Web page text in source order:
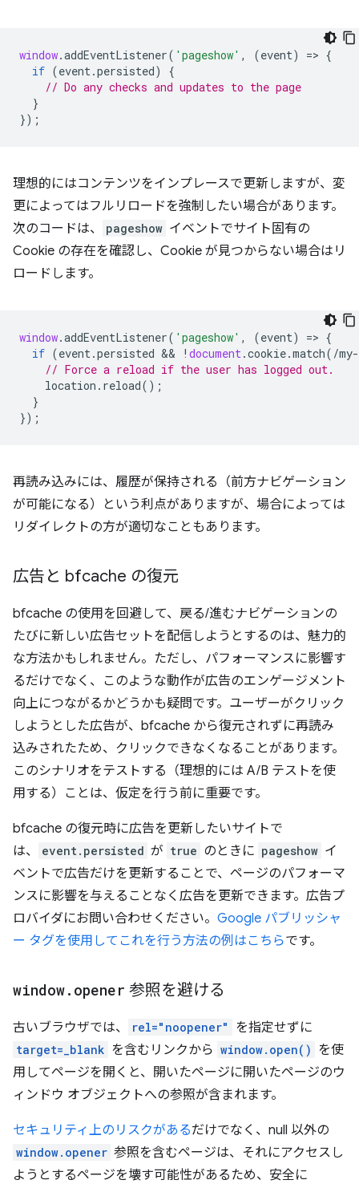
window.addEventListener( 'pageshow' , (event) => {
if (event.persisted)
{
// Do any checks and updates to the page
}
});
理想的にはコンテンツをインプレースで更新しますが、変
更によってはフルリロードを強制したい場合があります。
次のコードは、
pageshow イベントでサイト固有の
Cookie の存在を確認し、Cookie が見つからない場合はリ
ロードします。
window.addEventListener( 'pageshow' , (event) => {
if (event.persisted && ! document.cookie.match( /
// Force a reload if the user has logged out.
location . reload();
}
});
再読み込みには、履歴が保持される（前方ナビゲーション
が可能になる）という利点がありますが、場合によっては
リダイレクトの方が適切なこともあります。
広告と bfcache の復元
bfcache の使用を回避して、戻る/進むナビゲーションの
たびに新しい広告セットを配信しようとするのは、魅力的
な方法かもしれません。ただし、パフォーマンスに影響す
るだけでなく、このような動作が広告のエンゲージメント
向上につながるかどうかも疑問です。ユーザーがクリック
しようとした広告が、bfcache から復元されずに再読み
込みされたため、クリックできなくなることがあります。
このシナリオをテストする（理想的には A/B テストを使
用する）ことは、仮定を行う前に重要です。
bfcache の復元時に広告を更新したいサイトで
は、
event.persisted が true のときに pageshow イ
ベントで広告だけを更新することで、ページのパフォーマ
ンスに影響を与えることなく広告を更新できます。広告プ
ロバイダにお問い合わせください。 Google パブリッシャ
ー タグを使用してこれを行う方法の例はこちらです。
window. opener 参照を避ける
古いブラウザでは、 rel="noopener" を指定せずに
target=_blank を含むリンクから window.open() を使
用してページを開くと、開いたページに開いたページのウ
ィンドウ オブジェクトへの参照が含まれます。
セキュリティ上のリスクがあるだけでなく、null 以外の
window.opener 参照を含むページは、それにアクセスし
ようとするページを壊す可能性があるため、安全に